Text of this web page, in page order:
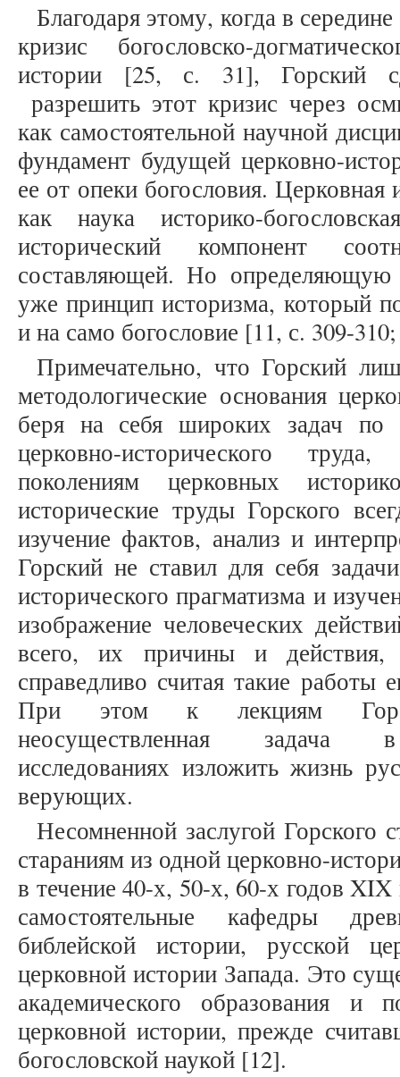
Благодаря этому, когда в
кризис богословско-
истории [25, с. 31], Горский
разрешить этот кризис через
как самостоятельной научной
фундамент будущей церковно-
ее от опеки богословия.
как наука историко-
исторический компонент
составляющей. Но определяющую
уже принцип историзма, который
и на само богословие [11, с. 309-
Примечательно, что Горский
методологические основания
беря на себя широких задач по
церковно-исторического
поколениям церковных
исторические труды Горского
изучение фактов, анализ и
Горский не ставил для себя
исторического прагматизма и
изображение человеческих
всего, их причины и
справедливо считая такие
При этом к лекциям
неосуществленная задача в
исследованиях изложить жизнь
верующих.
Несомненной заслугой Горского
стараниям из одной церковно-
в течение 40-х, 50-х, 60-х годов
самостоятельные кафедры
библейской истории, русской
церковной истории Запада. Это
академического образования и
церковной истории, прежде
богословской наукой [12].